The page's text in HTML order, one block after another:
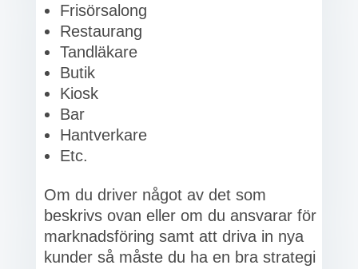
Frisörsalong
Restaurang
Tandläkare
Butik
Kiosk
Bar
Hantverkare
Etc.
Om du driver något av det som
beskrivs ovan eller om du ansvarar för
marknadsföring samt att driva in nya
kunder så måste du ha en bra strategi